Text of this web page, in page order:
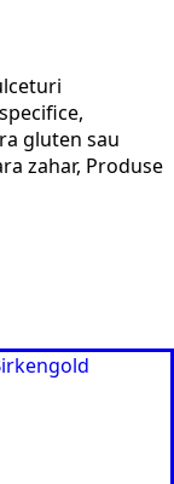
,
gluten sau
zahar, Produse